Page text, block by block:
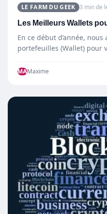
LE FARM DU GEEK 3 min de
Les Meilleurs Wallets
En ce début d’année,
portefeuilles (Wallet) pour
MAMaxime